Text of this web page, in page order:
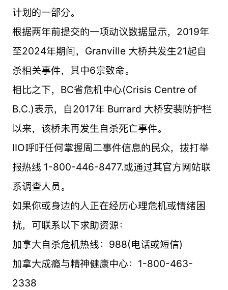
计划的一部分。
根据两年前提交的一项动议数据显示，2019年
至2024年期间，Granville 大桥共发生21起自
杀相关事件，其中6宗致命。
相比之下，BC省危机中心(Crisis Centre of
B.C.)表示，自2017年 Burrard 大桥安装防护栏
以来，该桥未再发生自杀死亡事件。
IIO呼吁任何掌握周二事件信息的民众，拨打举
报热线 1-800-446-8477.或通过其官方网站联
系调查人员。
如果你或身边的人正在经历心理危机或情绪困
扰，可联系以下求助资源：
加拿大自杀危机热线：988(电话或短信)
加拿大成瘾与精神健康中心：1-800-463-
2338